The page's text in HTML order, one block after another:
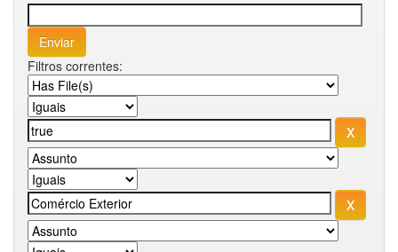
Filtros correntes: